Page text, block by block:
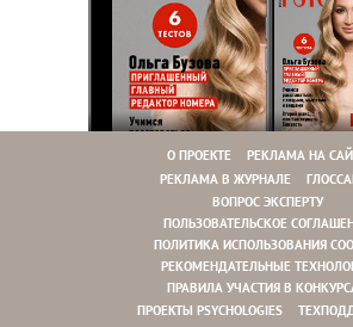
О ПРОЕКТЕ
РЕКЛАМА НА
РЕКЛАМА В ЖУРНАЛЕ
ВОПРОС ЭКСПЕРТУ
ПОЛЬЗОВАТЕЛЬСКОЕ
ПОЛИТИКА ИСПОЛЬЗОВАНИЯ
РЕКОМЕНДАТЕЛЬНЫЕ
ПРАВИЛА УЧАСТИЯ В
ПРОЕКТЫ PSYCHOLOGIES